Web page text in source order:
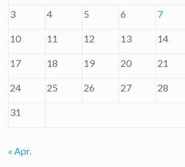
3 4 5 6 7
10 11 12 13 14
17 18 19 20 21
24 25 26 27 28
31
« Apr.